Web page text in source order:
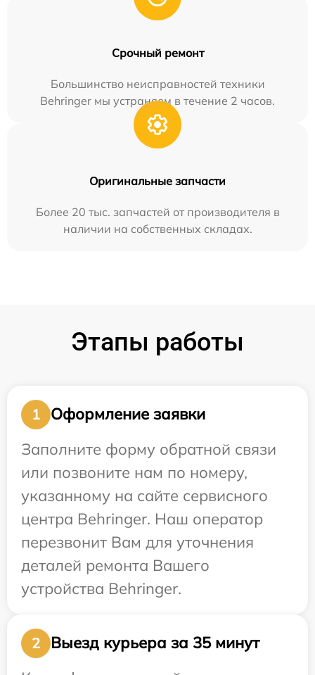
Срочный ремонт
Большинство неисправностей техники
Behringer мы устраняем в течение 2 часов.
Оригинальные запчасти
Более 20 тыс. запчастей от производителя в
наличии на собственных складах.
Этапы работы
1
Оформление заявки
Заполните форму обратной связи
или позвоните нам по номеру,
указанному на сайте сервисного
центра Behringer. Наш оператор
перезвонит Вам для уточнения
деталей ремонта Вашего
устройства Behringer.
2
Выезд курьера за 35 минут